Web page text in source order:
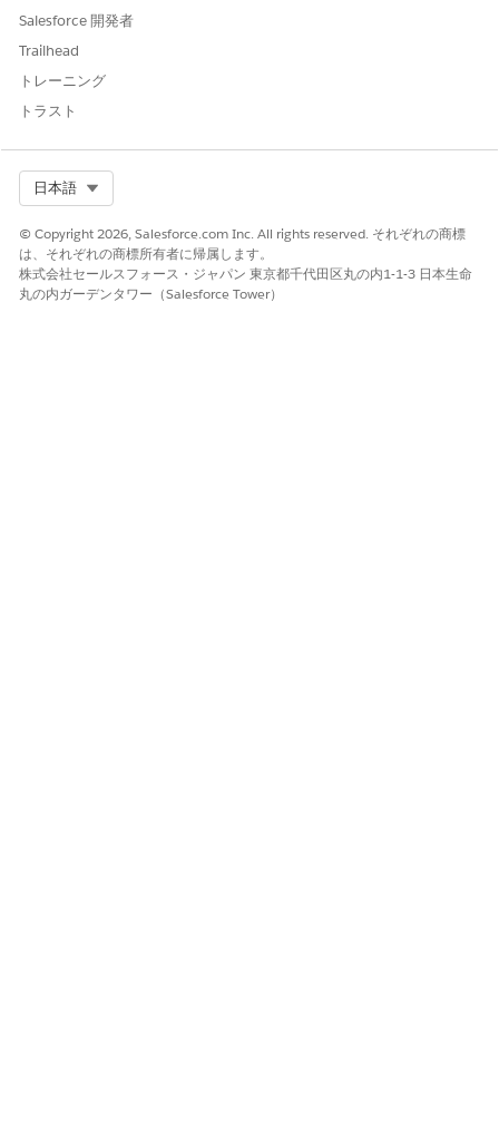
トライアルセグメントと按分セグメントをサポートします。
Experience Cloud サイトで使用できます。
現在品目のランプ商談を使用している場合は、グループのランプ
商談に移行することをお勧めします。移行時に両方のアプローチ
を並行して実行できますが、同じ見積または注文で混在させるこ
とはできません。
品目の商談の促進
ランプ区分を個々の取引品目レベルで適用します。サブスクリプ
ションベースの商品は、セグメントに分割された 1 つの見積品目
として表示され、それぞれに独自の価格、数量、割引がありま
す。このアプローチを使用するには、システム管理者が商品カタ
Salesforce 開発者
Trailhead
トレーニング
トラスト
日本語
© Copyright 2026, Salesforce.com Inc. All rights reserved. それぞれの商標
は、それぞれの商標所有者に帰属します。
株式会社セールスフォース・ジャパン 東京都千代田区丸の内1-1-3 日本生命
丸の内ガーデンタワー（Salesforce Tower）